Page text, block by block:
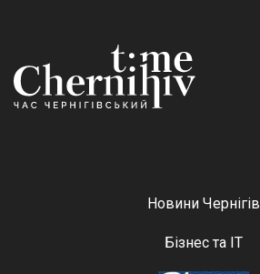
Новини Чернігів
Бізнес та ІТ